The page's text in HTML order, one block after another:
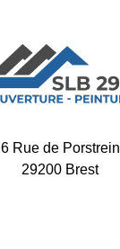
6 Rue de Porstrein
29200 Brest